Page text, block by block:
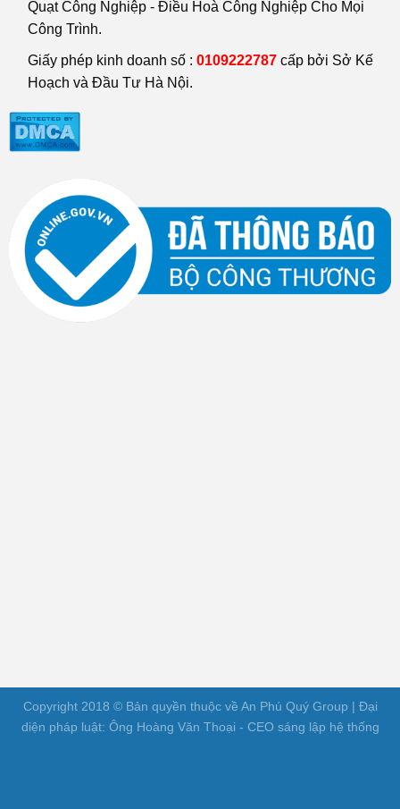
Quạt Công Nghiệp - Điều Hoà Công Nghiệp Cho Mọi
Công Trình.
Giấy phép kinh doanh số : 0109222787 cấp bởi Sở Kế
Hoạch và Đầu Tư Hà Nội.
Copyright 2018 © Bản quyền thuộc về An Phú Quý Group | Đại
diện pháp luật: Ông Hoàng Văn Thoại - CEO sáng lập hệ thống